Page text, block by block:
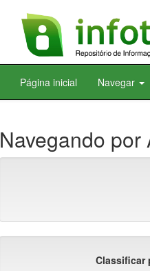
Página inicial Navegar
Navegando por
Classificar